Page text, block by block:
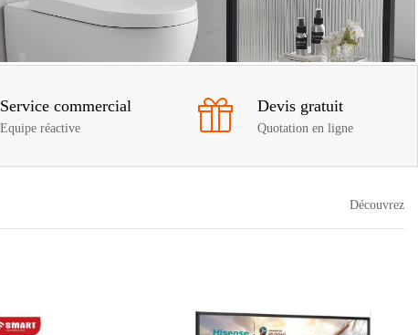
Service commercial
Equipe réactive
Devis gratuit
Quotation en ligne
Découvrez